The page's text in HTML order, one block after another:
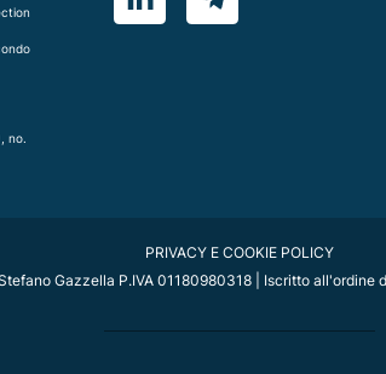
no.
PRIVACY E COOKIE POLICY
Gazzella P.IVA 01180980318 | Iscritto all'ordine